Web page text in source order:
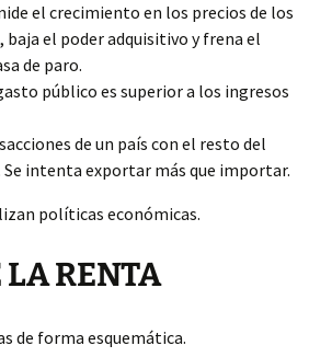
el crecimiento en los precios de los
el poder adquisitivo y frena el
de paro.
público es superior a los ingresos
de un país con el resto del
Se intenta exportar más que importar.
políticas económicas.
LA RENTA
de forma esquemática.